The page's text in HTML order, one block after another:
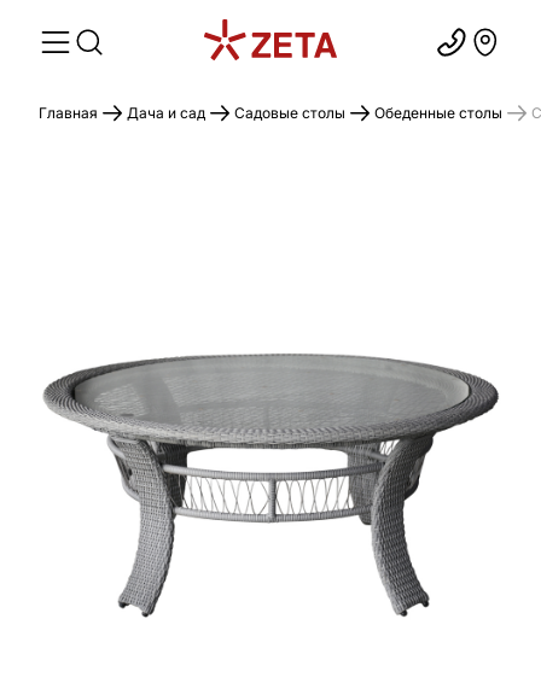
Главная Дача и сад Садовые столы Обеденные столы